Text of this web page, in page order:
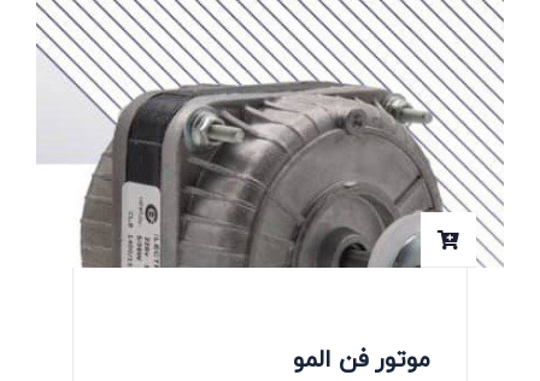
موتور فن المو